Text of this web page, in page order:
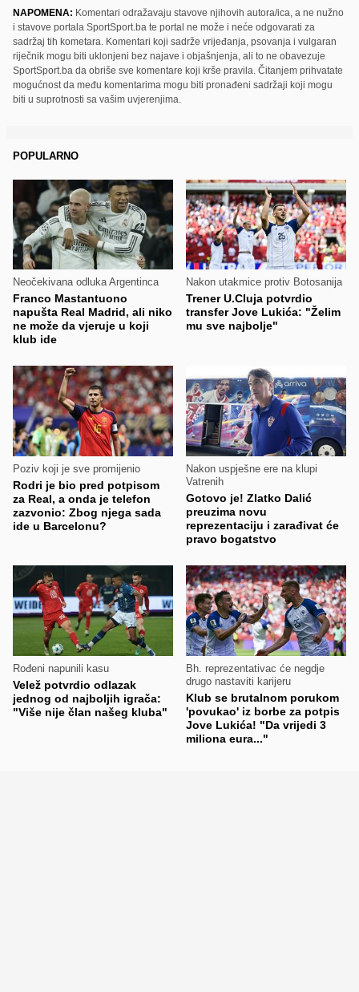
NAPOMENA: Komentari odražavaju stavove njihovih autora/ica, a ne nužno
i stavove portala SportSport.ba te portal ne može i neće odgovarati za
sadržaj tih kometara. Komentari koji sadrže vrijeđanja, psovanja i vulgaran
riječnik mogu biti uklonjeni bez najave i objašnjenja, ali to ne obavezuje
SportSport.ba da obriše sve komentare koji krše pravila. Čitanjem prihvatate
mogućnost da među komentarima mogu biti pronađeni sadržaji koji mogu
biti u suprotnosti sa vašim uvjerenjima.
POPULARNO
Neočekivana odluka Argentinca
Franco Mastantuono
napušta Real Madrid, ali niko
ne može da vjeruje u koji
klub ide
Nakon utakmice protiv Botosanija
Trener U.Cluja potvrdio
transfer Jove Lukića: "Želim
mu sve najbolje"
Poziv koji je sve promijenio
Rodri je bio pred potpisom
za Real, a onda je telefon
zazvonio: Zbog njega sada
ide u Barcelonu?
Nakon uspješne ere na klupi
Vatrenih
Gotovo je! Zlatko Dalić
preuzima novu
reprezentaciju i zarađivat će
pravo bogatstvo
Rođeni napunili kasu
Velež potvrdio odlazak
jednog od najboljih igrača:
"Više nije član našeg kluba"
Bh. reprezentativac će negdje
drugo nastaviti karijeru
Klub se brutalnom porukom
'povukao' iz borbe za potpis
Jove Lukića! "Da vrijedi 3
miliona eura..."